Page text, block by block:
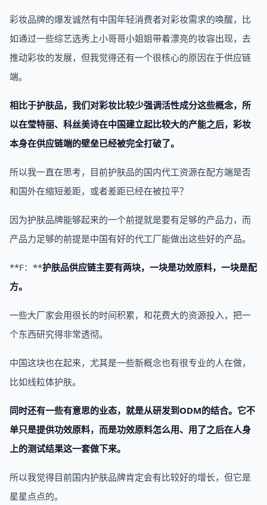
彩妆品牌的爆发诚然有中国年轻消费者对彩妆需求的唤醒，比
如通过一些综艺选秀上小哥哥小姐姐带着漂亮的妆容出现，去
推动彩妆的发展，但我觉得还有一个很核心的原因在于供应链
端。
相比于护肤品，我们对彩妆比较少强调活性成分这些概念，所
以在莹特丽、科丝美诗在中国建立起比较大的产能之后，彩妆
本身在供应链端的壁垒已经被完全打破了。
所以我一直在思考，目前护肤品的国内代工资源在配方端是否
和国外在缩短差距，或者差距已经在被拉平？
因为护肤品牌能够起来的一个前提就是要有足够的产品力，而
产品力足够的前提是中国有好的代工厂能做出这些好的产品。
**F：**护肤品供应链主要有两块，一块是功效原料，一块是配
方。
一些大厂家会用很长的时间积累，和花费大的资源投入，把一
个东西研究得非常透彻。
中国这块也在起来，尤其是一些新概念也有很专业的人在做，
比如线粒体护肤。
同时还有一些有意思的业态，就是从研发到ODM的结合。它不
单只是提供功效原料，而是功效原料怎么用、用了之后在人身
上的测试结果这一套做下来。
所以我觉得目前国内护肤品牌肯定会有比较好的增长，但它是
星星点点的。